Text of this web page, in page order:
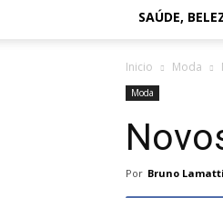
SAÚDE,
Inicio Moda
Moda
Por Bruno